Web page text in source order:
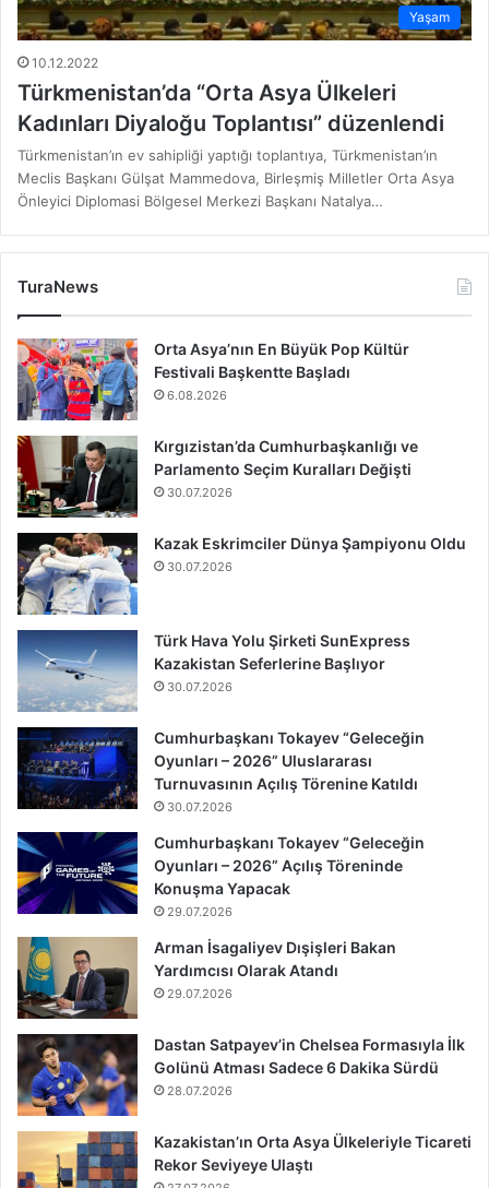
Yaşam
10.12.2022
Türkmenistan’da “Orta Asya Ülkeleri
Kadınları Diyaloğu Toplantısı” düzenlendi
Türkmenistan’ın ev sahipliği yaptığı toplantıya, Türkmenistan’ın
Meclis Başkanı Gülşat Mammedova, Birleşmiş Milletler Orta Asya
Önleyici Diplomasi Bölgesel Merkezi Başkanı Natalya…
TuraNews
Orta Asya’nın En Büyük Pop Kültür
Festivali Başkentte Başladı
6.08.2026
Kırgızistan’da Cumhurbaşkanlığı ve
Parlamento Seçim Kuralları Değişti
30.07.2026
Kazak Eskrimciler Dünya Şampiyonu Oldu
30.07.2026
Türk Hava Yolu Şirketi SunExpress
Kazakistan Seferlerine Başlıyor
30.07.2026
Cumhurbaşkanı Tokayev “Geleceğin
Oyunları – 2026” Uluslararası
Turnuvasının Açılış Törenine Katıldı
30.07.2026
Cumhurbaşkanı Tokayev “Geleceğin
Oyunları – 2026” Açılış Töreninde
Konuşma Yapacak
29.07.2026
Arman İsagaliyev Dışişleri Bakan
Yardımcısı Olarak Atandı
29.07.2026
Dastan Satpayev’in Chelsea Formasıyla İlk
Golünü Atması Sadece 6 Dakika Sürdü
28.07.2026
Kazakistan’ın Orta Asya Ülkeleriyle Ticareti
Rekor Seviyeye Ulaştı